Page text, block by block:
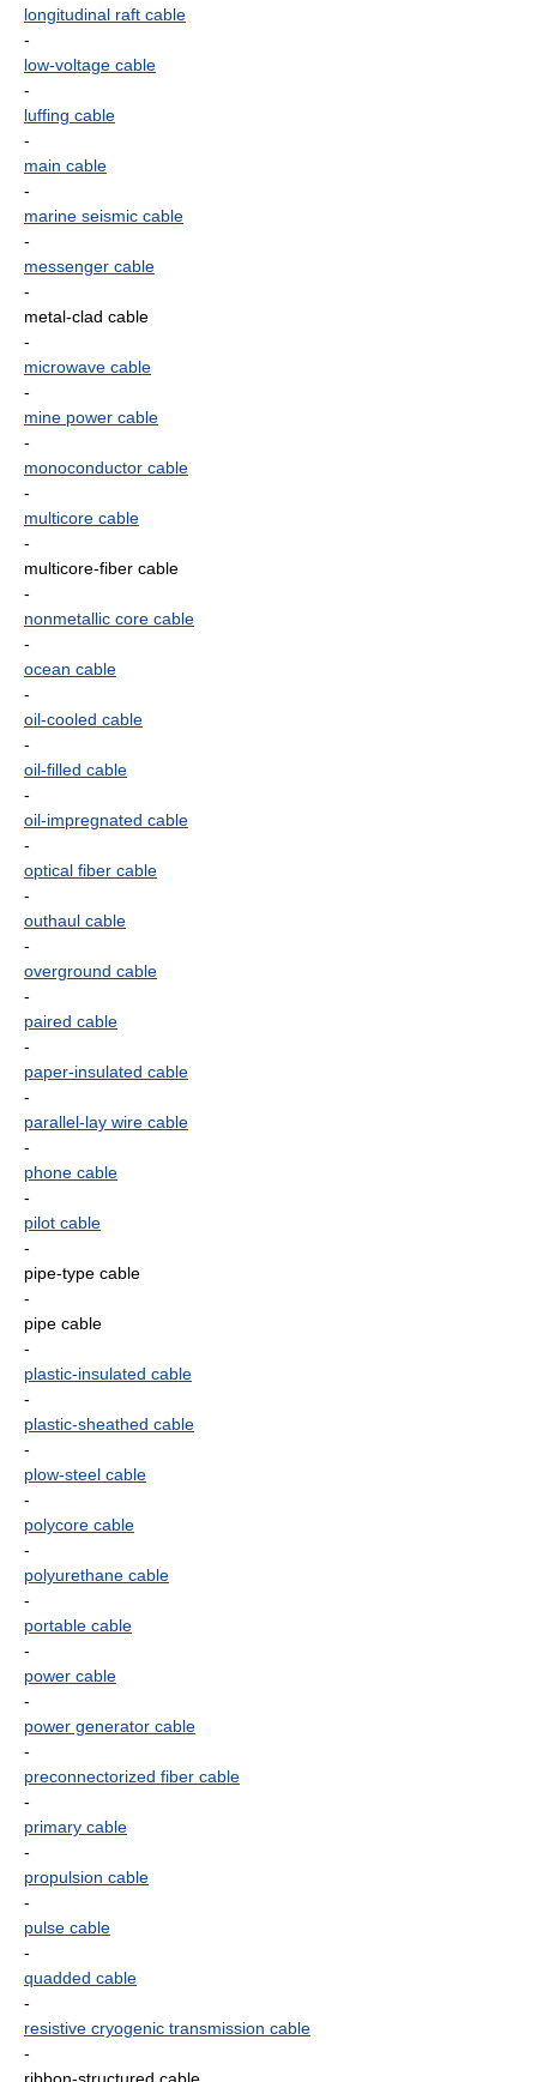
longitudinal raft cable
-
low-voltage cable
-
luffing cable
-
main cable
-
marine seismic cable
-
messenger cable
-
metal-clad cable
-
microwave cable
-
mine power cable
-
monoconductor cable
-
multicore cable
-
multicore-fiber cable
-
nonmetallic core cable
-
ocean cable
-
oil-cooled cable
-
oil-filled cable
-
oil-impregnated cable
-
optical fiber cable
-
outhaul cable
-
overground cable
-
paired cable
-
paper-insulated cable
-
parallel-lay wire cable
-
phone cable
-
pilot cable
-
pipe-type cable
-
pipe cable
-
plastic-insulated cable
-
plastic-sheathed cable
-
plow-steel cable
-
polycore cable
-
polyurethane cable
-
portable cable
-
power cable
-
power generator cable
-
preconnectorized fiber cable
-
primary cable
-
propulsion cable
-
pulse cable
-
quadded cable
-
resistive cryogenic transmission cable
-